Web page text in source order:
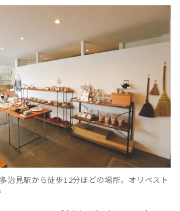
治見駅から徒歩12分ほどの場所。オリベスト